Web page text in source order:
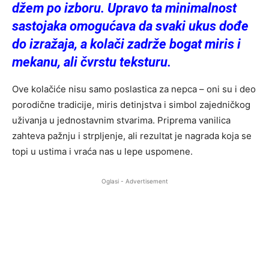
džem po izboru. Upravo ta minimalnost
sastojaka omogućava da svaki ukus dođe
do izražaja, a kolači zadrže bogat miris i
mekanu, ali čvrstu teksturu.
Ove kolačiće nisu samo poslastica za nepca – oni su i deo
porodične tradicije, miris detinjstva i simbol zajedničkog
uživanja u jednostavnim stvarima. Priprema vanilica
zahteva pažnju i strpljenje, ali rezultat je nagrada koja se
topi u ustima i vraća nas u lepe uspomene.
Oglasi - Advertisement